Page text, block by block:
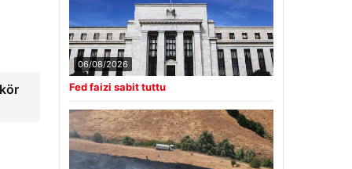
06/08/2026
Fed faizi sabit tuttu